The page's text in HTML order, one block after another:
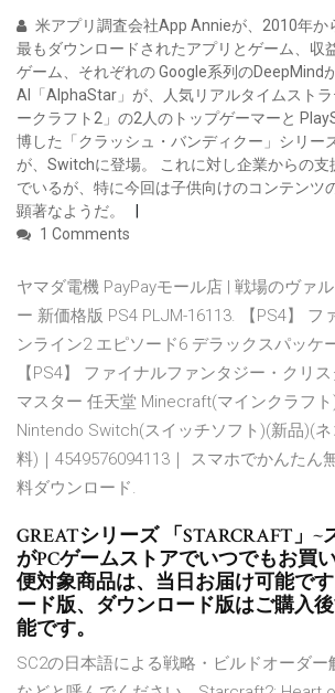
米アプリ調査会社App Annieが、2010年か
最もダウンロードされたアプリとゲーム、収
ゲーム、それぞれの Google系列のDeepMind
AI「AlphaStar」が、人気リアルタイムスト
ークラフト2」の2人のトップゲーマーと
博した「クラッシュ・バンディクー」シリー
が、Switchに登場。 これに対し企業からの支
でいるが、特に今回は子供向けのコンテンツ
顕著なようだ。
1 Comments
ヤマダ電機 PayPayモール店 | 戦場のヴァ
ー 新価格版 PS4 PLJM-16113. 【PS4】 フ
ンライン2 エピソード6 デラックスパッケ
【PS4】 ファイナルファンタジー・クリ
マスター 任天堂 Minecraft(マインクラフ
Nintendo Switch(スイッチソフト)(新品)(
料)｜4549576094113｜ スマホでかんたん
料ダウンロード.
GREATシリーズ 「STARCRAFT」~
がPCゲームストアでいつでもお買
便対象商品は、当日お届け可能で
ード版、ダウンロード版はご購入
能です。
SC2の日本語による戦略・ビルドオーダー